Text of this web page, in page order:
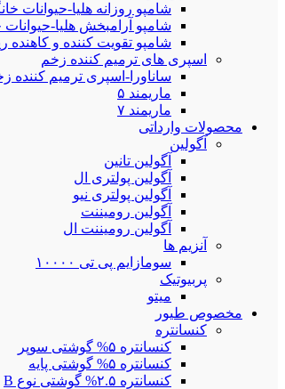
شامپو روزانه هلیا-حیوانات
شامپو آرامبخش هلیا-حیوانات
شامپو تقویت کننده و کاهنده
اسپری های ترمیم کننده زخم
ساناورا-اسپری ترمیم کننده
ماریمند ۵
ماریمند ۷
محصولات وارداتی
آگولین
آگولین تانین
آگولین پولتری ال
آگولین پولتری نیو
آگولین رومیننت
آگولین رومیننت ال
آنزیم ها
سومازایم پی تی ۱۰۰۰۰
پربیوتیک
میتو
مخصوص طیور
کنسانتره
کنسانتره ۵% گوشتی سوپر
کنسانتره ۵% گوشتی پایه
کنسانتره ۲.۵% گوشتی نوع B